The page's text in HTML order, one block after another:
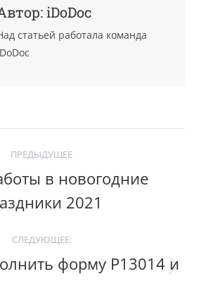
iDoDoc
статьей работала команда
ПРЕДЫДУЩЕЕ
Previous
post:
в новогодние
2021
СЛЕДУЮЩЕЕ:
Следующий
форму Р13014 и